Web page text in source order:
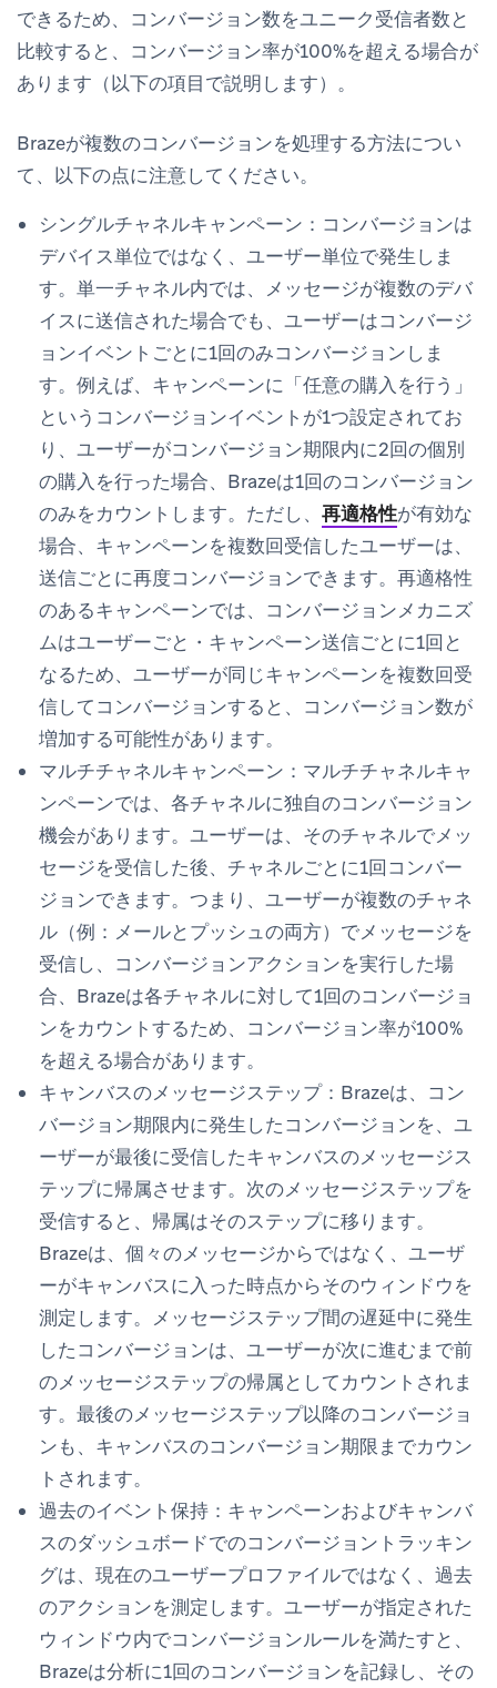
できるため、コンバージョン数をユニーク受信者数と
比較すると、コンバージョン率が100%を超える場合が
あります（以下の項目で説明します）。
Brazeが複数のコンバージョンを処理する方法につい
て、以下の点に注意してください。
シングルチャネルキャンペーン： コンバージョンは
デバイス単位ではなく、ユーザー単位で発生しま
す。単一チャネル内では、メッセージが複数のデバ
イスに送信された場合でも、ユーザーはコンバージ
ョンイベントごとに1回のみコンバージョンしま
す。例えば、キャンペーンに「任意の購入を行う」
というコンバージョンイベントが1つ設定されてお
り、ユーザーがコンバージョン期限内に2回の個別
の購入を行った場合、Brazeは1回のコンバージョン
のみをカウントします。ただし、 再適格性が有効な
場合、キャンペーンを複数回受信したユーザーは、
送信ごとに再度コンバージョンできます。再適格性
のあるキャンペーンでは、コンバージョンメカニズ
ムはユーザーごと・キャンペーン送信ごとに1回と
なるため、ユーザーが同じキャンペーンを複数回受
信してコンバージョンすると、コンバージョン数が
増加する可能性があります。
マルチチャネルキャンペーン： マルチチャネルキャ
ンペーンでは、各チャネルに独自のコンバージョン
機会があります。ユーザーは、そのチャネルでメッ
セージを受信した後、チャネルごとに1回コンバー
ジョンできます。つまり、ユーザーが複数のチャネ
ル（例：メールとプッシュの両方）でメッセージを
受信し、コンバージョンアクションを実行した場
合、Brazeは各チャネルに対して1回のコンバージョ
ンをカウントするため、コンバージョン率が100%
を超える場合があります。
キャンバスのメッセージステップ： Brazeは、コン
バージョン期限内に発生したコンバージョンを、ユ
ーザーが最後に受信したキャンバスのメッセージス
テップに帰属させます。次のメッセージステップを
受信すると、帰属はそのステップに移ります。
Brazeは、個々のメッセージからではなく、ユーザ
ーがキャンバスに入った時点からそのウィンドウを
測定します。メッセージステップ間の遅延中に発生
したコンバージョンは、ユーザーが次に進むまで前
のメッセージステップの帰属としてカウントされま
す。最後のメッセージステップ以降のコンバージョ
ンも、キャンバスのコンバージョン期限までカウン
トされます。
過去のイベント保持： キャンペーンおよびキャンバ
スのダッシュボードでのコンバージョントラッキン
グは、現在のユーザープロファイルではなく、過去
のアクションを測定します。ユーザーが指定された
ウィンドウ内でコンバージョンルールを満たすと、
Brazeは分析に1回のコンバージョンを記録し、その